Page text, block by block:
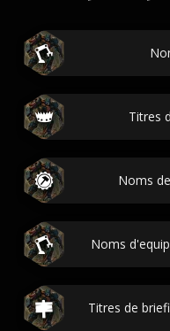
Titres
Noms
Noms
Titres de